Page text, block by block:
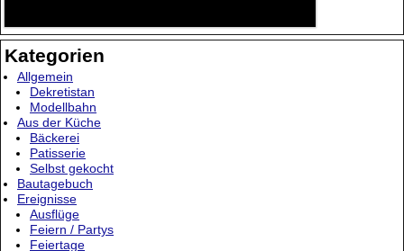
Kategorien
Allgemein
Dekretistan
Modellbahn
Aus der Küche
Bäckerei
Patisserie
Selbst gekocht
Bautagebuch
Ereignisse
Ausflüge
Feiern / Partys
Feiertage